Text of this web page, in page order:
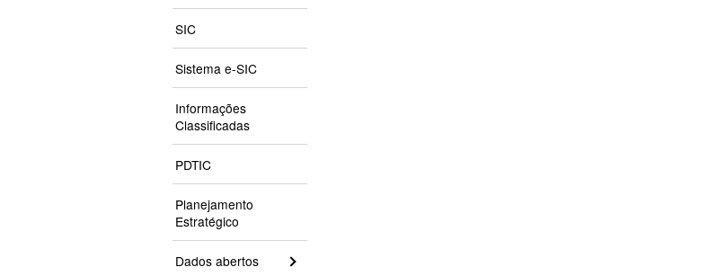
SIC
Sistema e-SIC
Informações
Classificadas
PDTIC
Planejamento
Estratégico
Dados abertos